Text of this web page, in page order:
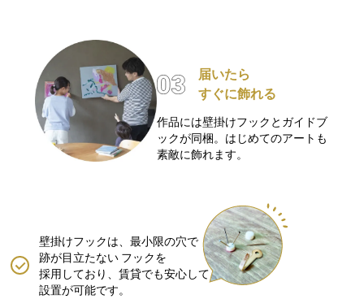
届いたら
すぐに飾れる
作品には壁掛けフックとガイドブ
ックが同梱。はじめてのアートも
素敵に飾れます。
壁掛けフックは、最小限の穴で
跡が目立たない フックを
採用しており、賃貸でも安心して
設置が可能です。